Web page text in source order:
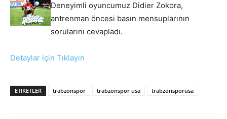
Deneyimli oyuncumuz Didier Zokora,
antrenman öncesi basın mensuplarının
sorularını cevapladı.
Detaylar için Tıklayın
ETIKETLER trabzonspor trabzonspor usa trabzonsporusa